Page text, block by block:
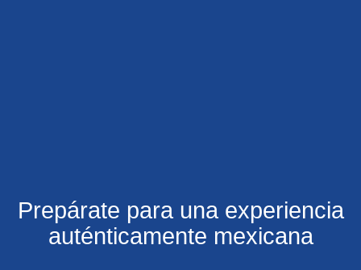
Prepárate para una experiencia
auténticamente mexicana